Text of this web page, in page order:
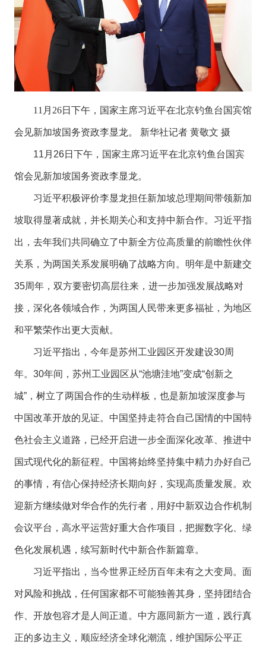
11月26日下午，国家主席习近平在北京钓鱼台国宾馆
会见新加坡国务资政李显龙。 新华社记者 黄敬文 摄
11月26日下午，国家主席习近平在北京钓鱼台国宾
馆会见新加坡国务资政李显龙。
习近平积极评价李显龙担任新加坡总理期间带领新加
坡取得显著成就，并长期关心和支持中新合作。习近平指
出，去年我们共同确立了中新全方位高质量的前瞻性伙伴
关系，为两国关系发展明确了战略方向。明年是中新建交
35周年，双方要密切高层往来，进一步加强发展战略对
接，深化各领域合作，为两国人民带来更多福祉，为地区
和平繁荣作出更大贡献。
习近平指出，今年是苏州工业园区开发建设30周
年。30年间，苏州工业园区从“池塘洼地”变成“创新之
城”，树立了两国合作的生动样板，也是新加坡深度参与
中国改革开放的见证。中国坚持走符合自己国情的中国特
色社会主义道路，已经开启进一步全面深化改革、推进中
国式现代化的新征程。中国将始终坚持集中精力办好自己
的事情，有信心保持经济长期向好，实现高质量发展。欢
迎新方继续做对华合作的先行者，用好中新双边合作机制
会议平台，高水平运营好重大合作项目，把握数字化、绿
色化发展机遇，续写新时代中新合作新篇章。
习近平指出，当今世界正经历百年未有之大变局。面
对风险和挑战，任何国家都不可能独善其身，坚持团结合
作、开放包容才是人间正道。中方愿同新方一道，践行真
正的多边主义，顺应经济全球化潮流，维护国际公平正